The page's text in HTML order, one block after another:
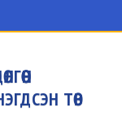
ТӨВ